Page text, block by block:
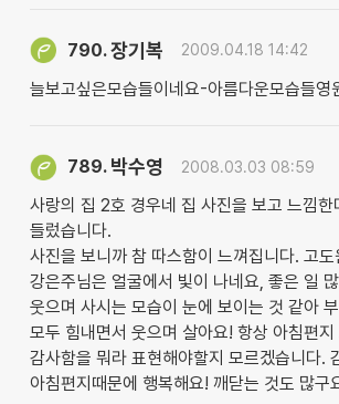
790.장기복 2009.04.18 14:42
늘보고싶은모습들이네요-아름다운모습들영
789. 박수영 2008.03.03 08:59
사랑의 집 2호 경우네 집 사진을 보고 느낌한
들렀습니다.
사진을 보니까 참 따스함이 느껴집니다. 고도
강은주님은 얼굴에서 빛이 나네요, 좋은 일
웃으며 사시는 모습이 눈에 보이는 것 같아
모두 힘내면서 웃으며 살아요! 항상 아침편지
감사함을 뭐라 표현해야할지 모르겠습니다.
아침편지때문에 행복해요! 깨닫는 것도 많구